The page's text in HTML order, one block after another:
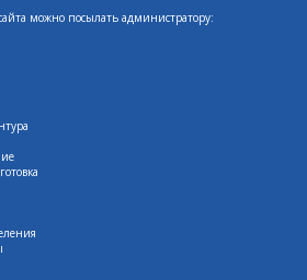
можно посылать администратору: